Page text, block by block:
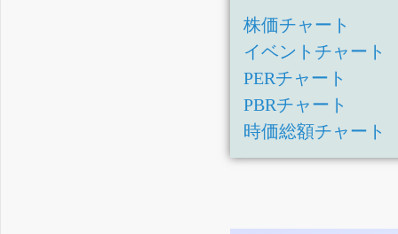
四半期報告書-第55期第
有価証券報告書-第54期(
四半期報告書-第54期第
株価チャート
イベントチャート
PERチャート
PBRチャート
時価総額チャート